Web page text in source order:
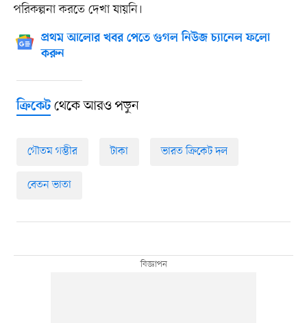
পরিকল্পনা করতে দেখা যায়নি।
প্রথম আলোর খবর পেতে গুগল নিউজ চ্যানেল ফলো
করুন
ক্রিকেটথেকে আরও পড়ুন
গৌতম গম্ভীর টাকা ভারত ক্রিকেট দল
বেতন ভাতা